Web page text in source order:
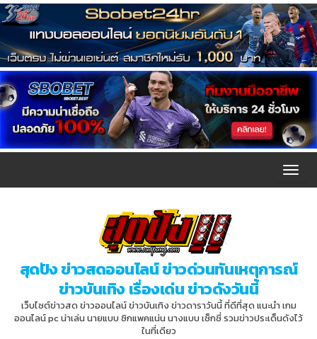
T
e
a
สุดปัง ข่าวสดออนไลน์ ข่าวด่วนทันเหตุการณ์
ข่าวบันเทิง เรื่องเด่น ข่าวดังวันนี้
เว็บไซต์ข่าวสด ข่าวออนไลน์ ข่าวบันเทิง ข่าวดาราวันนี้ ที่ดีที่สุด แนะนำ เกม
ออนไลน์ pc น่าเล่น นายแบบ ซิกแพคแน่น นางแบบ เซ็กซี่ รวมข่าวประเด็นดังไว้
ในที่เดียว